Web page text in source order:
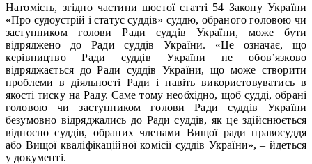
Натомість, згідно частини шостої статті 54 Закону України
«Про судоустрій і статус суддів» суддю, обраного головою чи
заступником голови Ради суддів України, може бути
відряджено до Ради суддів України. «Це означає, що
керівництво Ради суддів України не обов’язково
відряджається до Ради суддів України, що може створити
проблеми в діяльності Ради і навіть використовуватись в
якості тиску на Раду. Саме тому необхідно, щоб судді, обрані
головою чи заступником голови Ради суддів України
безумовно відряджались до Ради суддів, як це здійснюється
відносно суддів, обраних членами Вищої ради правосуддя
або Вищої кваліфікаційної комісії суддів України», – йдеться
у документі.